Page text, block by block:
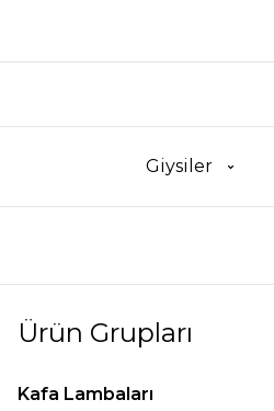
Giysiler
Ürün Grupları
Kafa Lambaları